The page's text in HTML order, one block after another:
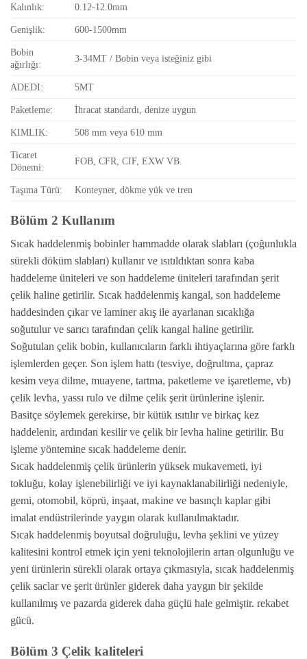
Kalınlık: 0.12-12.0mm
Genişlik: 600-1500mm
Bobin
ağırlığı:
3-34MT / Bobin veya isteğiniz gibi
ADEDI: 5MT
Paketleme: İhracat standardı, denize uygun
KIMLIK: 508 mm veya 610 mm
Ticaret
Dönemi:
FOB, CFR, CIF, EXW VB.
Taşıma Türü: Konteyner, dökme yük ve tren
Bölüm 2 Kullanım
Sıcak haddelenmiş bobinler hammadde olarak slabları (çoğunlukla
sürekli döküm slabları) kullanır ve ısıtıldıktan sonra kaba
haddeleme üniteleri ve son haddeleme üniteleri tarafından şerit
çelik haline getirilir. Sıcak haddelenmiş kangal, son haddeleme
haddesinden çıkar ve laminer akış ile ayarlanan sıcaklığa
soğutulur ve sarıcı tarafından çelik kangal haline getirilir.
Soğutulan çelik bobin, kullanıcıların farklı ihtiyaçlarına göre farklı
işlemlerden geçer. Son işlem hattı (tesviye, doğrultma, çapraz
kesim veya dilme, muayene, tartma, paketleme ve işaretleme, vb)
çelik levha, yassı rulo ve dilme çelik şerit ürünlerine işlenir.
Basitçe söylemek gerekirse, bir kütük ısıtılır ve birkaç kez
haddelenir, ardından kesilir ve çelik bir levha haline getirilir. Bu
işleme yöntemine sıcak haddeleme denir.
Sıcak haddelenmiş çelik ürünlerin yüksek mukavemeti, iyi
tokluğu, kolay işlenebilirliği ve iyi kaynaklanabilirliği nedeniyle,
gemi, otomobil, köprü, inşaat, makine ve basınçlı kaplar gibi
imalat endüstrilerinde yaygın olarak kullanılmaktadır.
Sıcak haddelenmiş boyutsal doğruluğu, levha şeklini ve yüzey
kalitesini kontrol etmek için yeni teknolojilerin artan olgunluğu ve
yeni ürünlerin sürekli olarak ortaya çıkmasıyla, sıcak haddelenmiş
çelik saclar ve şerit ürünler giderek daha yaygın bir şekilde
kullanılmış ve pazarda giderek daha güçlü hale gelmiştir. rekabet
gücü.
Bölüm 3 Çelik kaliteleri